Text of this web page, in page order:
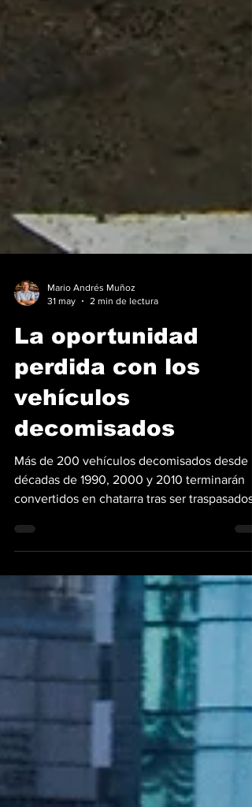
Mario Andrés Muñoz
La oportunidad
perdida con los
vehículos
decomisados
Más de 200 vehículos decomisados desde
décadas de 1990, 2000 y 2010 terminarán
automóviles después de años de abandono
en depósitos estatales, refleja el problema
que tenemos para administrar bienes que
podrían generar valor económico y social. La
noticia ha pasado casi desapercibida, pero
plantea una pregunta inevitable: ¿cómo es